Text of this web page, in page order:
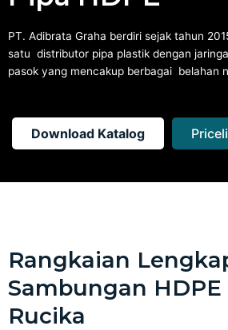
PT. Adibrata Graha berdiri sejak tahun
satu distributor pipa plastik dengan
pasok yang mencakup berbagai belahan
Download Katalog
Rangkaian
Sambungan HDPE
Rucika